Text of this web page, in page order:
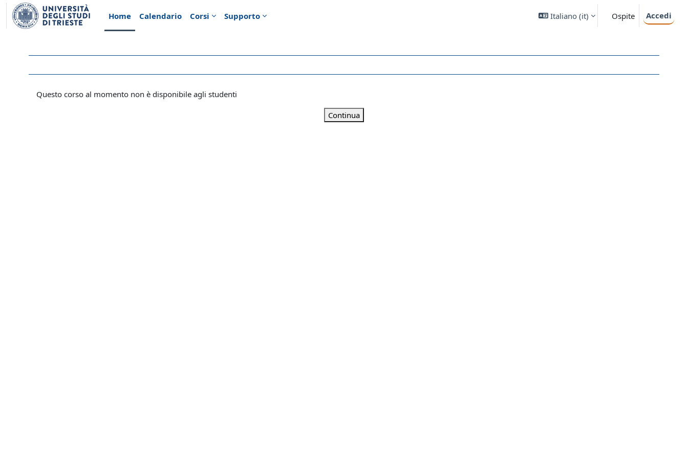
Vai al contenuto principale
Home
Calendario Corsi Supporto Italiano ‎(it)‎ Ospite Accedi
Questo corso al momento non è disponibile agli studenti
Continua